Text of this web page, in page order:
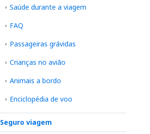
Saúde durante a viagem
FAQ
Passageiras grávidas
Crianças no avião
Animais a bordo
Enciclopédia de voo
Seguro viagem